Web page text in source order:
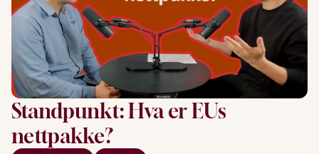
Standpunkt: Hva er EUs
nettpakke?